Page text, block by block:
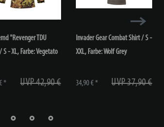
"Revenger TDU
S - XL, Farbe: Vegetato
UVP 42,90 €
*
Invader Gear Combat Shirt / S -
XXL, Farbe: Wolf Grey
UVP 37,90 €
34,90 € *